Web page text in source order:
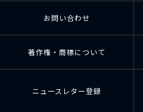
お問い合わせ
著作権・商標について
ニュースレター登録